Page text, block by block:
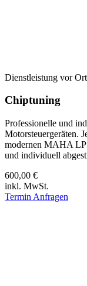
Dienstleistung vor Ort
Chiptuning
Professionelle und
Motorsteuergeräten.
modernen MAHA
und individuell
600,00 €
inkl. MwSt.
Termin Anfragen